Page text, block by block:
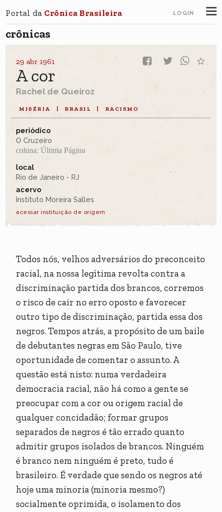
Portal da Crônica Brasileira LOGIN
crônicas
29 abr 1961
A cor
Rachel de Queiroz
MISÉRIA BRASIL RACISMO
periódico
O Cruzeiro
coluna: Última Página
local
Rio de Janeiro - RJ
acervo
Instituto Moreira Salles
acessar instituição de origem
Todos nós, velhos adversários do preconceito
racial, na nossa legítima revolta contra a
discriminação partida dos brancos, corremos
o risco de cair no erro oposto e favorecer
outro tipo de discriminação, partida essa dos
negros. Tempos atrás, a propósito de um baile
de debutantes negras em São Paulo, tive
oportunidade de comentar o assunto. A
questão está nisto: numa verdadeira
democracia racial, não há como a gente se
preocupar com a cor ou origem racial de
qualquer concidadão; formar grupos
separados de negros é tão errado quanto
admitir grupos isolados de brancos. Ninguém
é branco nem ninguém é preto, tudo é
brasileiro. É verdade que sendo os negros até
hoje uma minoria (minoria mesmo?)
socialmente oprimida, o isolamento dos